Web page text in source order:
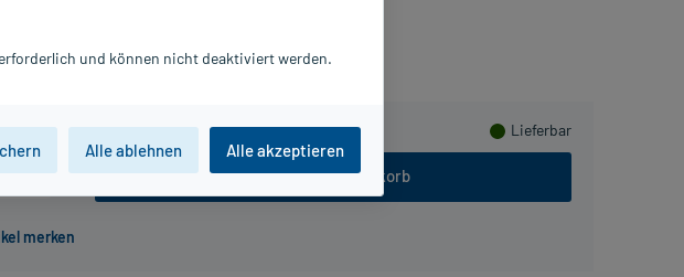
Lieferbar
In den Warenkorb
und können nicht deaktiviert werden.
Alle ablehnen Alle akzeptieren